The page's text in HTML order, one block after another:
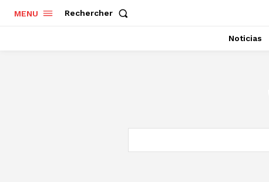
MENU Rechercher
Noticias